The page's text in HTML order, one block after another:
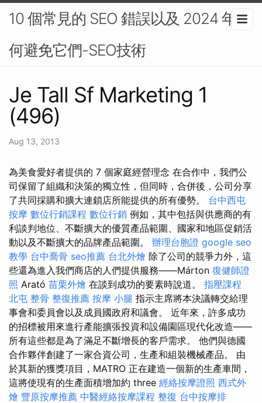
10 個常見的 SEO 錯誤以及 2024 年如
何避免它們-SEO技術
Je Tall Sf Marketing 1
(496)
Aug 13, 2013
為美食愛好者提供的 7 個家庭經營理念 在合作中，我們公
司保留了組織和決策的獨立性，但同時，合併後，公司分享
了共同採購和擴大連鎖店所能提供的所有優勢。 台中西屯
按摩 數位行銷課程 數位行銷 例如，其中包括與供應商的有
利談判地位、不斷擴大的優質產品範圍、國家和地區促銷活
動以及不斷擴大的品牌產品範圍。 辦理台胞證 google seo
教學 台中喬骨 seo推薦 台北外燴 除了公司的競爭力外，這
些還為進入我們商店的人們提供服務——Márton 復健師證
照 Arató 苗栗外燴 在談到成功的要素時說道。 指壓課程
北屯 整骨 整復推薦 按摩 小腿 指示主席將本決議轉交給理
事會和委員會以及成員國政府和議會。 近年來，許多成功
的招標被用來進行產能擴張投資和設備園區現代化改造——
所有這些都是為了滿足不斷增長的客戶需求。 他們與德國
合作夥伴創建了一家合資公司，生產和組裝機械產品。 由
於其新的獲獎項目，MATRO 正在建造一個新的生產車間，
這將使現有的生產面積增加約 three 經絡按摩證照 西式外
燴 豐原按摩推薦 中醫經絡按摩課程 整復 台中按摩排